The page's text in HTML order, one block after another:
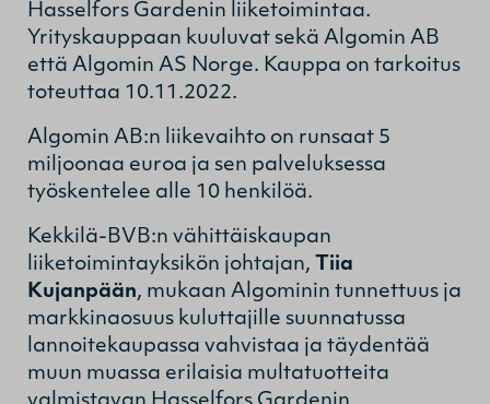
Hasselfors Gardenin liiketoimintaa.
Yrityskauppaan kuuluvat sekä Algomin AB
että Algomin AS Norge. Kauppa on tarkoitus
toteuttaa 10.11.2022.
Algomin AB:n liikevaihto on runsaat 5
miljoonaa euroa ja sen palveluksessa
työskentelee alle 10 henkilöä.
Kekkilä-BVB:n vähittäiskaupan
liiketoimintayksikön johtajan, Tiia
Kujanpään, mukaan Algominin tunnettuus ja
markkinaosuus kuluttajille suunnatussa
lannoitekaupassa vahvistaa ja täydentää
muun muassa erilaisia multatuotteita